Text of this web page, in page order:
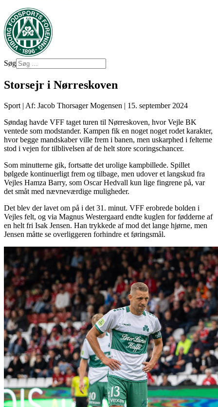
Søg
Storsejr i Nørreskoven
Sport | Af: Jacob Thorsager Mogensen | 15. september 2024
Søndag havde VFF taget turen til Nørreskoven, hvor Vejle BK
ventede som modstander. Kampen fik en noget noget rodet karakter,
hvor begge mandskaber ville frem i banen, men uskarphed i felterne
stod i vejen for tilblivelsen af de helt store scoringschancer.
Som minutterne gik, fortsatte det urolige kampbillede. Spillet
bølgede kontinuerligt frem og tilbage, men udover et langskud fra
Vejles Hamza Barry, som Oscar Hedvall kun lige fingrene på, var
det småt med nævneværdige muligheder.
Det blev der lavet om på i det 31. minut. VFF erobrede bolden i
Vejles felt, og via Magnus Westergaard endte kuglen for fødderne af
en helt fri Isak Jensen. Han trykkede af mod det lange hjørne, men
Jensen måtte se overliggeren forhindre et føringsmål.